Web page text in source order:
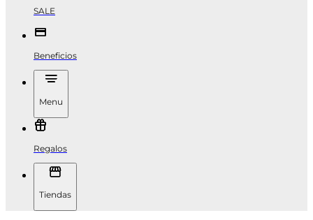
SALE
Beneficios
Menu
Regalos
Tiendas